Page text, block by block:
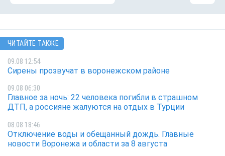
ЧИТАЙТЕ ТАКЖЕ
09.08 12:54
Сирены прозвучат в воронежском районе
09.08 06:30
Главное за ночь: 22 человека погибли в страшном
ДТП, а россияне жалуются на отдых в Турции
08.08 18:46
Отключение воды и обещанный дождь. Главные
новости Воронежа и области за 8 августа